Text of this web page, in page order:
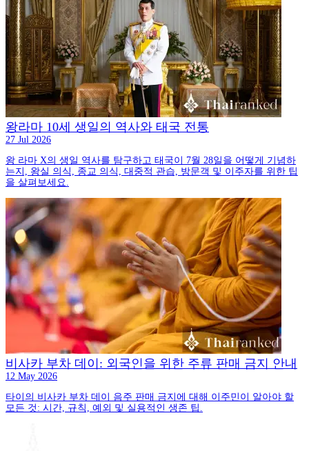
왕라마 10세 생일의 역사와 태국 전통
27 Jul 2026
왕 라마 X의 생일 역사를 탐구하고 태국이 7월 28일을 어떻게 기념하
는지, 왕실 의식, 종교 의식, 대중적 관습, 방문객 및 이주자를 위한 팁
을 살펴보세요.
비사카 부차 데이: 외국인을 위한 주류 판매 금지 안내
12 May 2026
타이의 비사카 부차 데이 음주 판매 금지에 대해 이주민이 알아야 할
모든 것: 시간, 규칙, 예외 및 실용적인 생존 팁.